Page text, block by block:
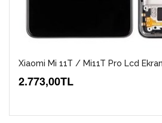
Xiaomi Mi 11T / Mi11T Pro Lcd
2.773,00TL